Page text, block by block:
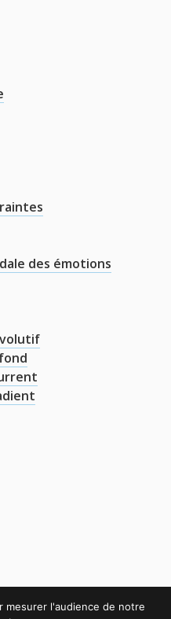
des émotions
mesurer l'audience de notre